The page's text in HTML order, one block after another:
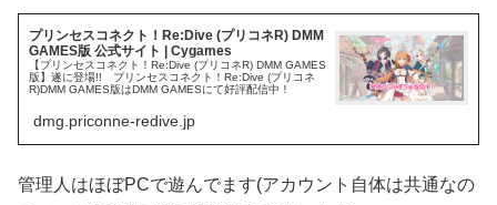
プリンセスコネクト！Re:Dive (プリコネR) DMM
GAMES版 公式サイト | Cygames
【プリンセスコネクト！Re:Dive (プリコネR) DMM GAMES
版】遂に登場!! プリンセスコネクト！Re:Dive (プリコネ
R)DMM GAMES版はDMM GAMESにて好評配信中！
dmg.priconne-redive.jp
管理人はほぼPCで遊んでます(アカウント自体は共通なの